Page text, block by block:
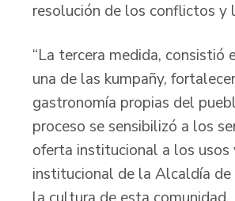
resolución de los conflictos y
“La tercera medida,
una de las kumpañy,
gastronomía propias del
proceso se sensibilizó a los
oferta institucional a los
institucional de la Alcaldía